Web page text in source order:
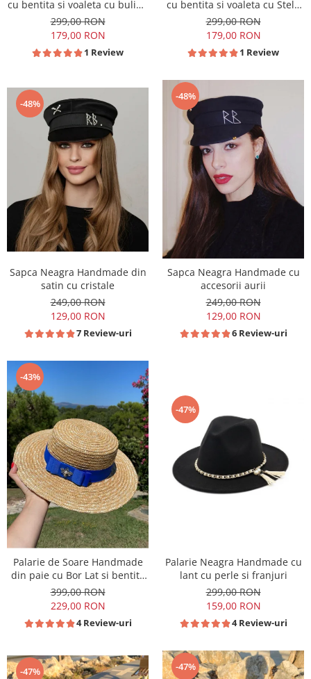
cu bentita si voaleta cu buline
Rosii
299,00 RON
179,00 RON
1 Review
cu bentita si voaleta cu Stele
Rosii
299,00 RON
179,00 RON
1 Review
-48%
Sapca Neagra Handmade din
satin cu cristale
249,00 RON
129,00 RON
7 Review-uri
-48%
Sapca Neagra Handmade cu
accesorii aurii
249,00 RON
129,00 RON
6 Review-uri
-43%
Palarie de Soare Handmade
din paie cu Bor Lat si bentita
colorata detasabila
399,00 RON
229,00 RON
4 Review-uri
-47%
Palarie Neagra Handmade cu
lant cu perle si franjuri
299,00 RON
159,00 RON
4 Review-uri
-47% -47%